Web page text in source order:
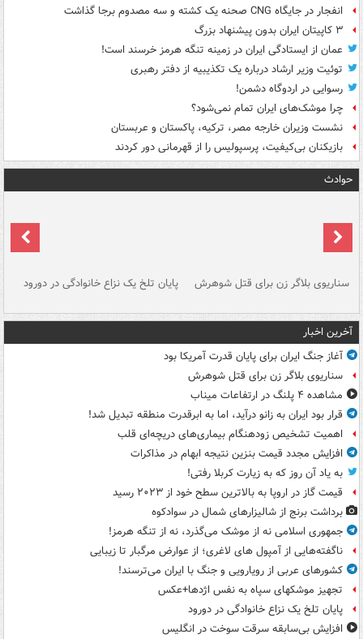
انفجار در جایگاه CNG صحنه یک کشته و سه مصدوم برجا گذاشت
۳ کاپیتان ایران بدون پیشنهاد بزرگ
عمان از ایستادگی ایران در زمینه تنگه هرمز خرسند است!
توئیت وزیر ارشاد درباره یک تکذیبیه از دفتر رهبری
رسوایی در اردوگاه دشمن!
چرا موشک‌های ایران تمام نمی‌شود؟
نشست وزیران خارجه مصر، ترکیه، پاکستان و عربستان
بازیکنان بی‌کیفیت، پرسپولیس را از قهرمانی دور کردند
حوادث
سناریوی بلاگر زن برای قتل شوهرش پایان تلخ یک نزاع خانوادگی در دورود
آخرین اخبار
آغاز جنگ ایران برای پایان قدرت آمریکا بود
سناریوی بلاگر زن برای قتل شوهرش
مشاهده ۴ پلنگ در ارتفاعات میناب
قرار بود ایران به زانو درآید، اما به ابرقدرت منطقه تبدیل شد!
اهمیت تشخیص زودهنگام بیماری‌های دریچه‌ای قلب
افزایش مجدد قیمت بنزین نتیجه ابهام در مذاکرات
به یاد آن روز که به زیارت کربلا رفتی!
قیمت گاز در اروپا به بالاترین سطح خود از ۲۰۲۳ رسید
برداشت برنج از شالیزارهای شمال در سوادکوه
جمهوری اسلامی نه از موشک می‌گذرد، نه از تنگه هرمز!
ناگفته‌هایی از آمپول های لاغری؛ از عوارض مرگبار تا زیبایی
کشورهای عربی از رویارویی و جنگ با ایران می‌ترسند!
تجهیز موشکهای سپاه به نفس اژدها+عکس
پایان تلخ یک نزاع خانوادگی در دورود
افزایش بی‌سابقه سرقت سوخت در انگلیس